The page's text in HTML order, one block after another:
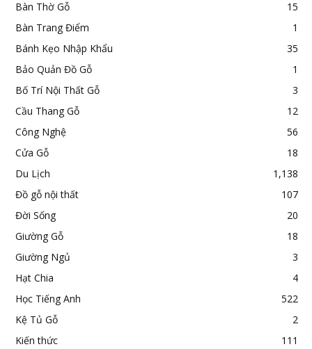
Bàn Thờ Gỗ
15
Bàn Trang Điểm
1
Bánh Kẹo Nhập Khẩu
35
Bảo Quản Đồ Gỗ
1
Bố Trí Nội Thất Gỗ
3
Cầu Thang Gỗ
12
Công Nghệ
56
Cửa Gỗ
18
Du Lịch
1,138
Đồ gỗ nội thất
107
Đời Sống
20
Giường Gỗ
18
Giường Ngủ
3
Hạt Chia
4
Học Tiếng Anh
522
Kệ Tủ Gỗ
2
Kiến thức
111